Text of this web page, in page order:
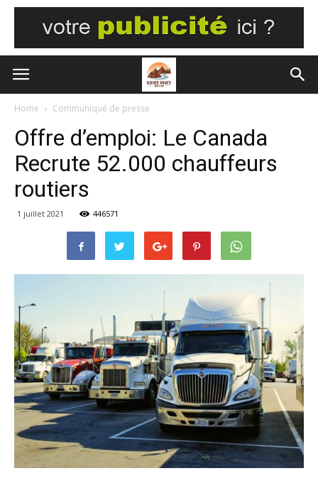
Home Communiqué de presse
Offre d’emploi: Le Canada
Recrute 52.000 chauffeurs
routiers
1 juillet 2021 446571